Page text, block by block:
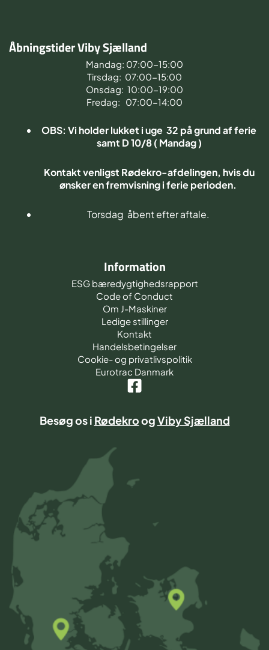
Åbningstider Viby Sjælland
Mandag: 07:00-15:00
Tirsdag: 07:00-15:00
Onsdag: 10:00-19:00
Fredag: 07:00-14:00
OBS: Vi holder lukket i uge 32 på grund af ferie
samt D 10/8 ( Mandag )
Kontakt venligst Rødekro-afdelingen, hvis du
ønsker en fremvisning i ferie perioden.
Torsdag åbent efter aftale.
Information
ESG bæredygtighedsrapport
Code of Conduct
Om J-Maskiner
Ledige stillinger
Kontakt
Handelsbetingelser
Cookie- og privatlivspolitik
Eurotrac Danmark
Besøg os i RødekroogViby Sjælland